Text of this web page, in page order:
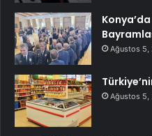
Ağustos 5,
Ağustos 5,